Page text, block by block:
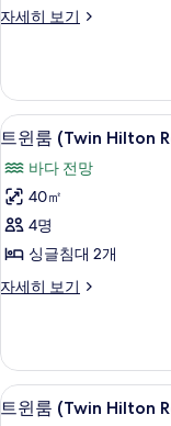
진
보
기
자세히 보기
룸
Park)
자
세
보
기
트
룸
(Twin
Hilton
Room,
Ocean)
모
두
8
트윈룸 (Twin Hilton
바다 전망
40㎡
4명
싱글침대 2개
자세히 보기
트
Hilton
Room,
Ocean)
트 9
트윈룸 (Twin Hilton